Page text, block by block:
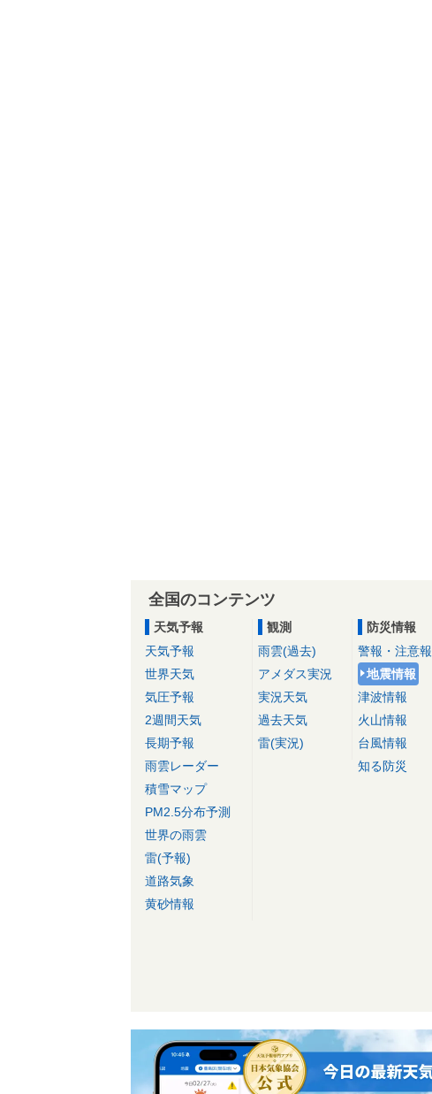
全国のコンテンツ
天気予報
天気予報
世界天気
気圧予報
2週間天気
長期予報
雨雲レーダー
積雪マップ
PM2.5分布予測
世界の雨雲
雷(予報)
道路気象
黄砂情報
観測
雨雲(過去)
アメダス実況
実況天気
過去天気
雷(実況)
防災情報
警報・注意報
地震情報
津波情報
火山情報
台風情報
知る防災